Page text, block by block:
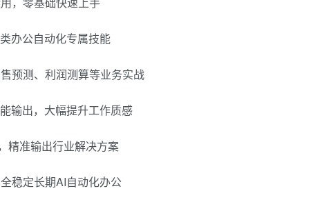
办公自动化专属技能
预测、利润测算等业务实战
输出，大幅提升工作质感
精准输出行业解决方案
稳定长期AI自动化办公